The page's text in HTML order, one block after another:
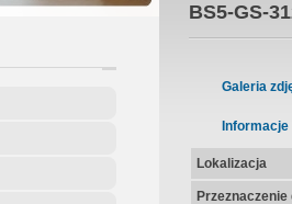
BS5-GS-
Galeria
Informacje
Lokalizacja
Przeznaczenie